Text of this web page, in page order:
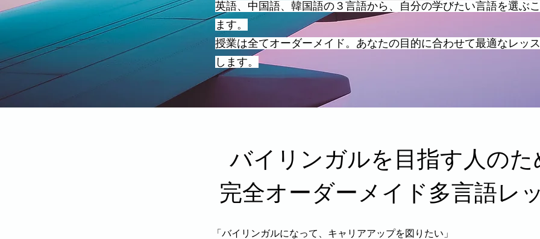
英語、中国語、韓国語の３言語から、自分の学びたい言語を選ぶ
ます。
授業は全てオーダーメイド。あなたの目的に合わせて最適なレッ
します。
バイリンガルを目指す人の
完全オーダーメイド多言語レ
「バイリンガルになって、キャリアアップを図りたい」